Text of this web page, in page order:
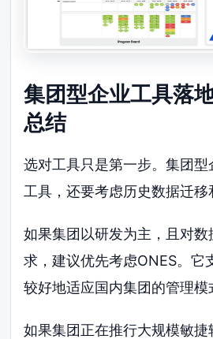
集团型企业工具落
总结
选对工具只是第一步。集团
工具，还要考虑历史数据迁移
如果集团以研发为主，且对
求，建议优先考虑ONES。它
较好地适应国内集团的管理模
如果集团正在推行大规模敏